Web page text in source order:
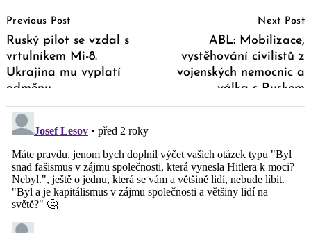
Navigation
Previous Post
Ruský pilot se vzdal s
vrtulníkem Mi-8.
Ukrajina mu vyplatí
odměnu
Next Post
ABL: Mobilizace,
vystěhování civilistů z
vojenských nemocnic a
válka s Ruskem